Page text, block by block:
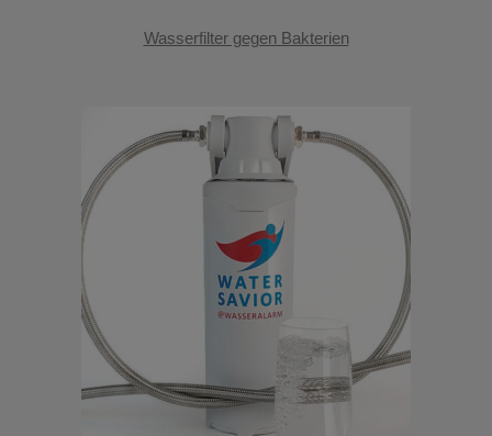
Wasserfilter gegen Bakterien